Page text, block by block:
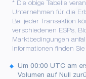
* Die obige Tabelle
Unternehmen für die
Bei jeder Transaktion
verschiedenen ESPs,
Marktbedingungen
Informationen finden
Um 00:00 UTC am
Volumen auf Null